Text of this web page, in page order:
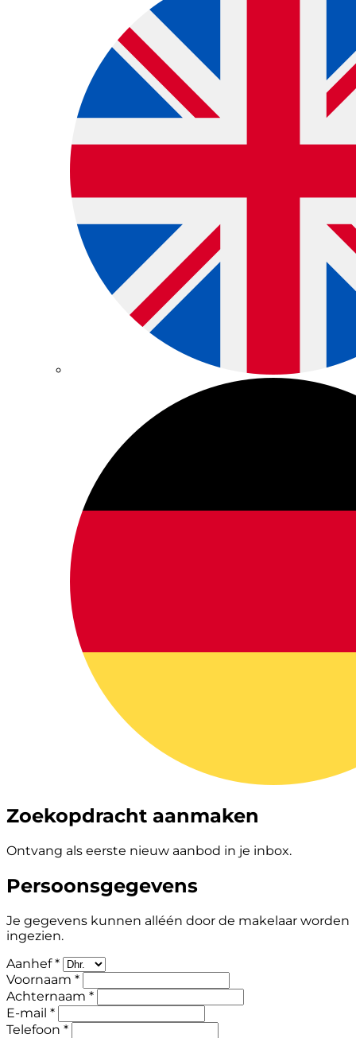
Zoekopdracht aanmaken
Ontvang als eerste nieuw aanbod in je inbox.
Persoonsgegevens
Je gegevens kunnen alléén door de makelaar worden
ingezien.
Aanhef *
Voornaam *
Achternaam *
E-mail *
Telefoon *